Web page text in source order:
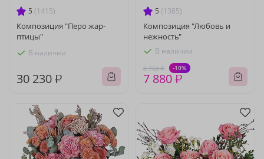
5 (1415)
Композиция "Перо жар-
птицы"
В наличии
30 230 ₽
5 (1385)
Композиция "Любовь и
нежность"
В наличии
8 760 ₽ -10%
7 880 ₽